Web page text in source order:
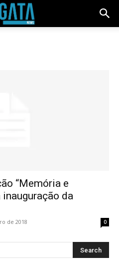
“Memória e
inauguração da
de 2018 0